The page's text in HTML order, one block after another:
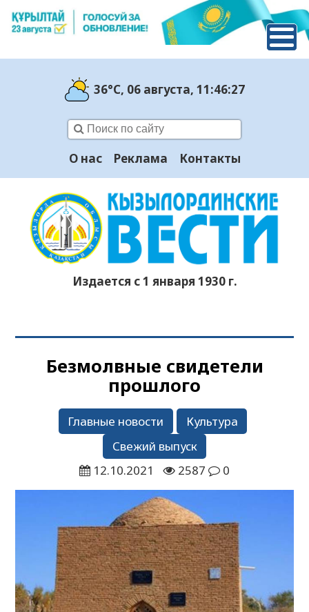
36°C, 06 августа, 11:46:28
О нас Реклама Контакты
Издается с 1 января 1930 г.
Безмолвные свидетели
прошлого
Главные новости
Культура
Свежий выпуск
12.10.2021
2587 0